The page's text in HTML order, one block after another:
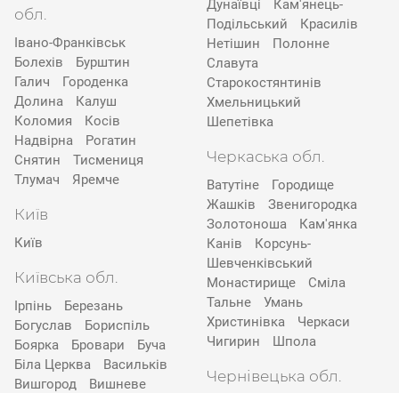
обл.
Івано-Франківськ
Болехів
Бурштин
Галич
Городенка
Долина
Калуш
Коломия
Косів
Надвірна
Рогатин
Снятин
Тисмениця
Тлумач
Яремче
Київ
Київ
Київська обл.
Ірпінь
Березань
Богуслав
Бориспіль
Боярка
Бровари
Буча
Біла Церква
Васильків
Вишгород
Вишневе
Дунаївці
Кам'янець-
Подільський
Красилів
Нетішин
Полонне
Славута
Старокостянтинів
Хмельницький
Шепетівка
Черкаська обл.
Ватутіне
Городище
Жашків
Звенигородка
Золотоноша
Кам'янка
Канів
Корсунь-
Шевченківський
Монастирище
Сміла
Тальне
Умань
Христинівка
Черкаси
Чигирин
Шпола
Чернівецька обл.